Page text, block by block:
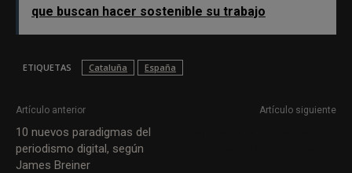
que buscan hacer sostenible su trabajo
ETIQUETAS Cataluña España
Artículo anterior
10 nuevos paradigmas del
periodismo digital, según
James Breiner
Artículo siguiente